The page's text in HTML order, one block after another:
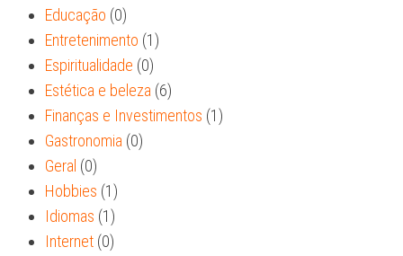
Educação (0)
Entretenimento (1)
Espiritualidade (0)
Estética e beleza (6)
Finanças e Investimentos (1)
Gastronomia (0)
Geral (0)
Hobbies (1)
Idiomas (1)
Internet (0)